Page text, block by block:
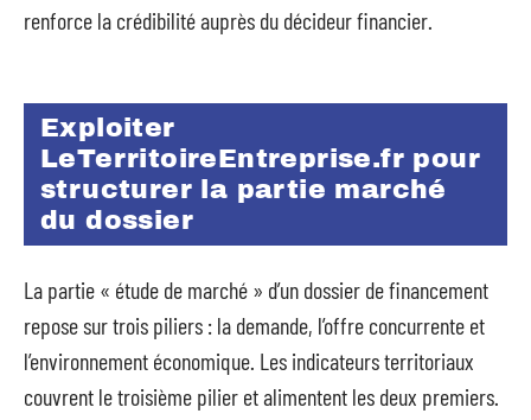
renforce la crédibilité auprès du décideur financier.
Exploiter
LeTerritoireEntreprise.fr pour
structurer la partie marché
du dossier
La partie « étude de marché » d’un dossier de financement
repose sur trois piliers : la demande, l’offre concurrente et
l’environnement économique. Les indicateurs territoriaux
couvrent le troisième pilier et alimentent les deux premiers.